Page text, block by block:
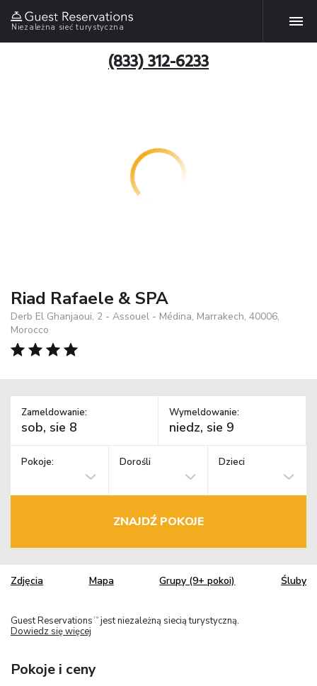
Niezależna sieć turystyczna
(833) 312-6233
Riad Rafaele & SPA
Derb El Ghanjaoui, 2 - Assouel - Médina, Marrakech, 40006,
Morocco
Zameldowanie: Wymeldowanie:
Pokoje: Dorośli Dzieci
ZNAJDŹ POKOJE
Zdjęcia Mapa Grupy (9+ pokoi) Śluby
Guest Reservations TM jest niezależną siecią turystyczną.
Dowiedz się więcej
Pokoje i ceny